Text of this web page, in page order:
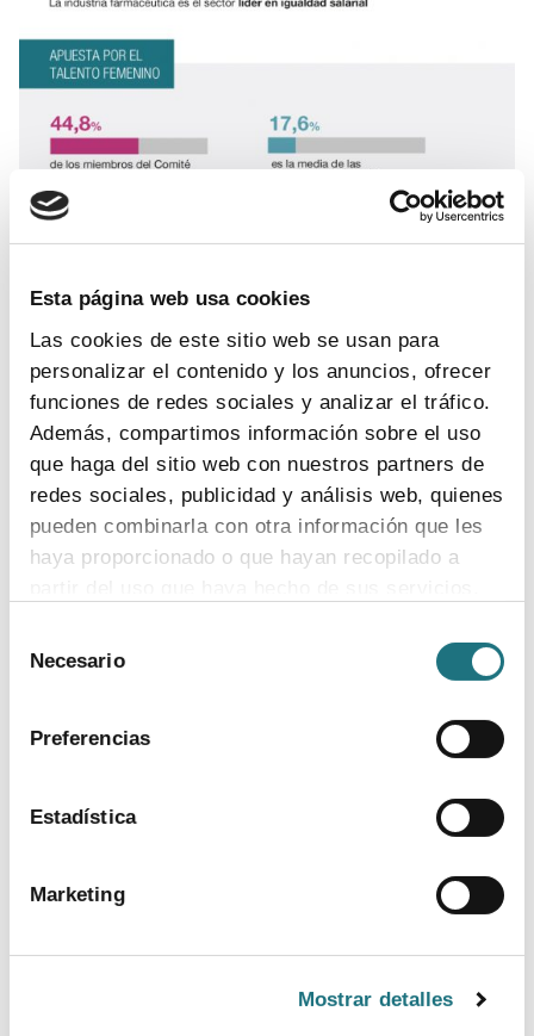
Esta página web usa cookies
Las cookies de este sitio web se usan para
personalizar el contenido y los anuncios, ofrecer
funciones de redes sociales y analizar el tráfico.
Además, compartimos información sobre el uso
que haga del sitio web con nuestros partners de
redes sociales, publicidad y análisis web, quienes
pueden combinarla con otra información que les
haya proporcionado o que hayan recopilado a
Para más información puede acceder a nuestra
Necesario
Preferencias
Estadística
Marketing
Mostrar detalles